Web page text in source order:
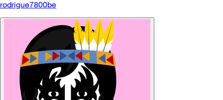
rodrigue7800be